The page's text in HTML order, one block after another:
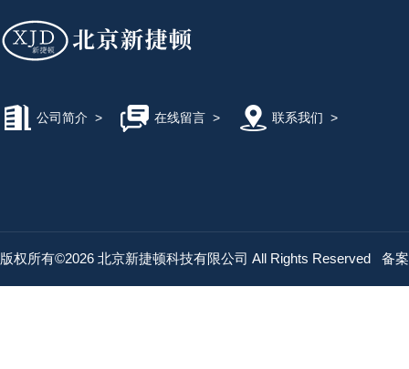
公司简介 > 在线留言> 联系我们 >
版权所有©2026 北京新捷顿科技有限公司 All Rights Reserved 备